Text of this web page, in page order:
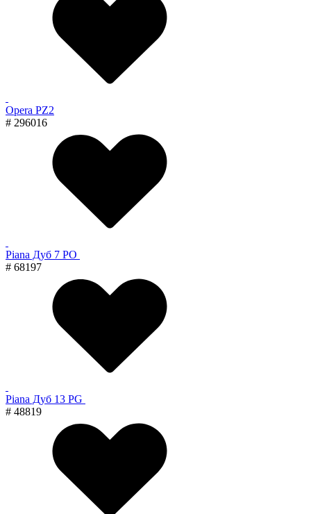
Opera PZ2
# 296016
Piana Дуб 7 PO
# 68197
Piana Дуб 13 PG
# 48819